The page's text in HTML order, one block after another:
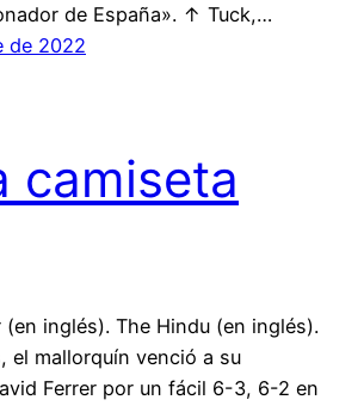
de España». ↑ Tuck,…
de 2022
camiseta
(en inglés). The Hindu (en inglés).
el mallorquín venció a su
Ferrer por un fácil 6-3, 6-2 en